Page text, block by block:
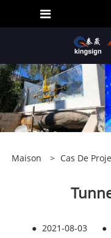
Maison > Cas De
● 2021-08-03 ●